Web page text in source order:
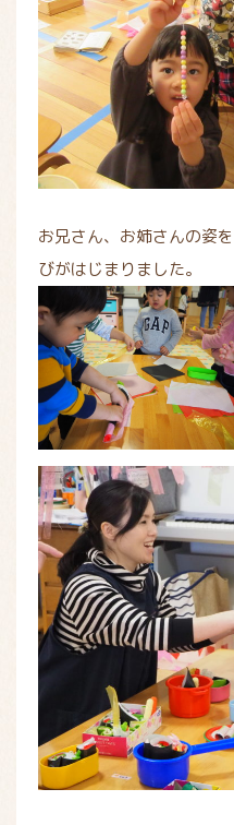
お兄さん、お姉さんの姿
びがはじまりました。